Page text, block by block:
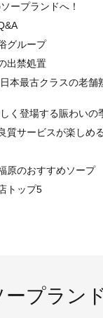
ープランドへ！
グループ
出禁処置
本最古クラスの老舗
く登場する賑わいの
質サービスが楽しめ
原のおすすめソープ
トップ5
ープラン